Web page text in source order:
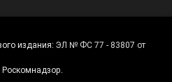
издания: ЭЛ № ФС 77 - 83807 от
Роскомнадзор.